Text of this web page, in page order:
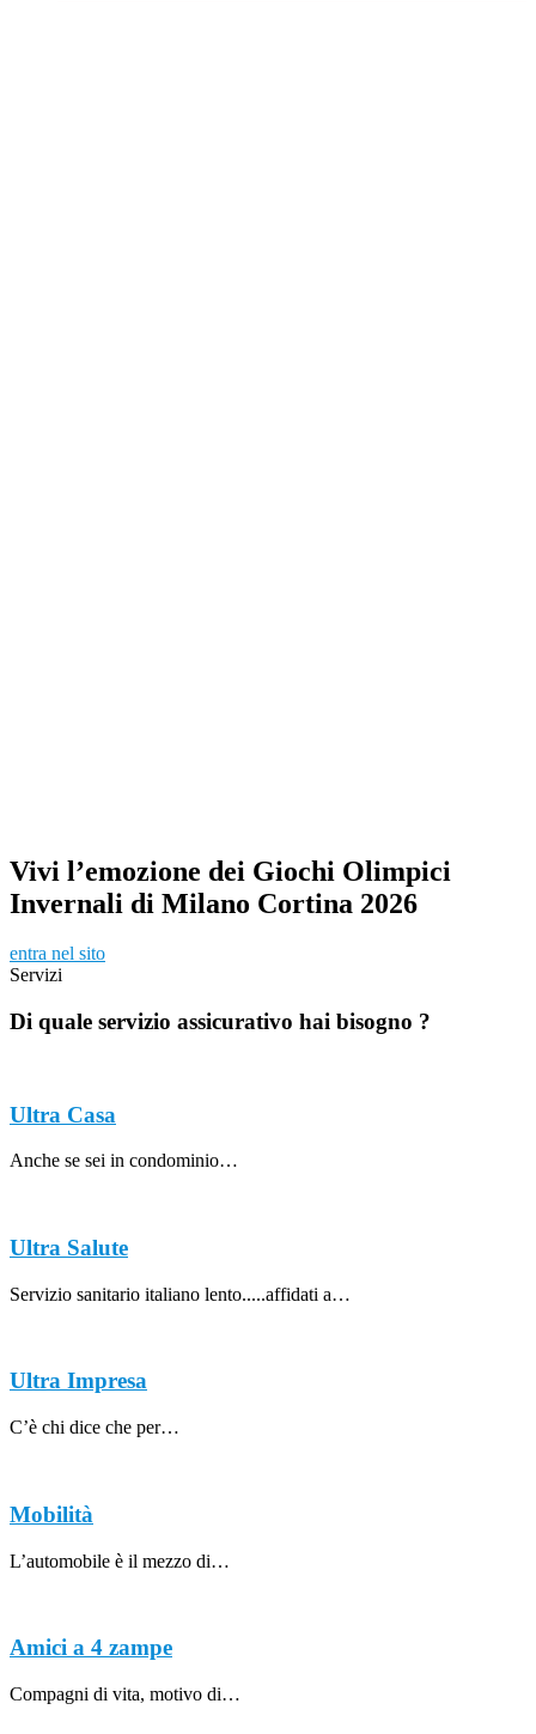
Vivi l’emozione dei Giochi Olimpici
Invernali di Milano Cortina 2026
entra nel sito
Servizi
Di quale servizio assicurativo hai bisogno ?
Ultra Casa
Anche se sei in condominio…
Ultra Salute
Servizio sanitario italiano lento.....affidati a…
Ultra Impresa
C’è chi dice che per…
Mobilità
L’automobile è il mezzo di…
Amici a 4 zampe
Compagni di vita, motivo di…